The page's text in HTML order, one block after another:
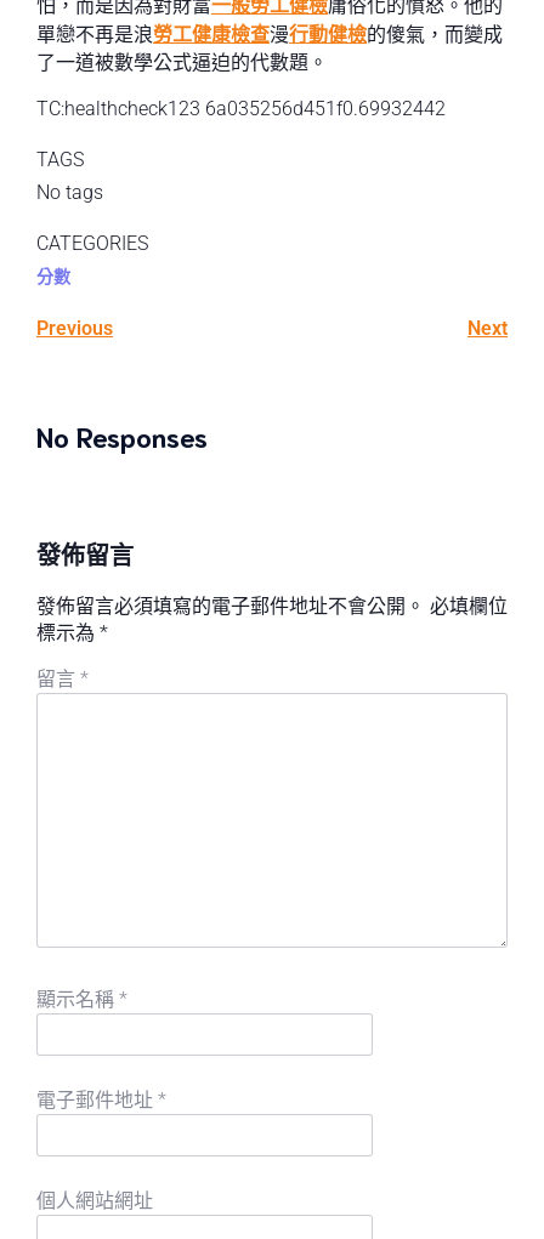
怕，而是因為對財富一般勞工健檢庸俗化的憤怒。他的
單戀不再是浪勞工健康檢查漫行動健檢的傻氣，而變成
了一道被數學公式逼迫的代數題。
TC:healthcheck123 6a035256d451f0.69932442
TAGS
No tags
CATEGORIES
分數
Previous Next
No Responses
發佈留言
發佈留言必須填寫的電子郵件地址不會公開。 必填欄位
標示為 *
留言 *
顯示名稱 *
電子郵件地址 *
個人網站網址